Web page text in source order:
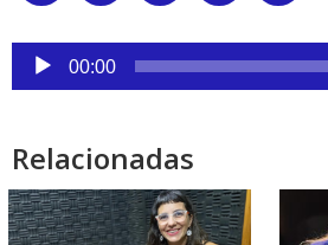
Reproductor
audio
00:00
Relacionadas